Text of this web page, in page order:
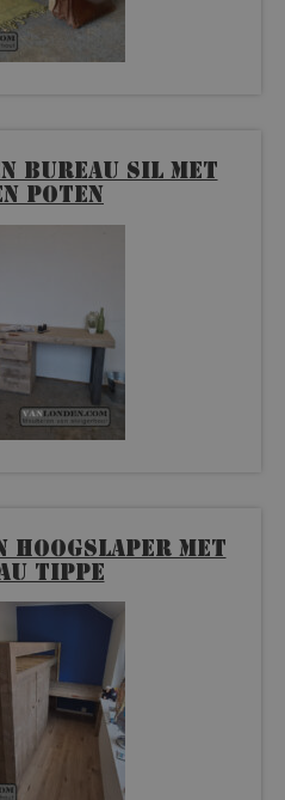
bureau Sil met
poten
hoogslaper met
Tippe